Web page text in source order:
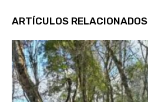
ARTÍCULOS RELACIONADOS